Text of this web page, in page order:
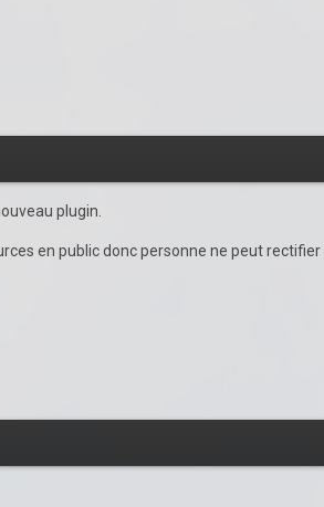
plugin.
en public donc personne ne peut